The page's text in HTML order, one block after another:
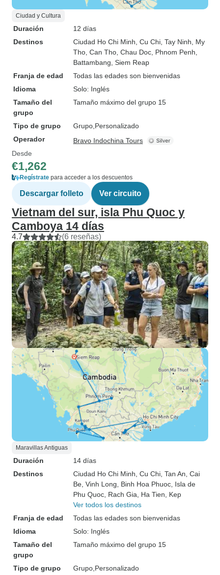
Ciudad y Cultura
Duración
12 días
Destinos
Ciudad Ho Chi Minh , Cu Chi , Tay Ninh , My
Tho , Can Tho , Chau Doc , Phnom Penh
Battambang , Siem Reap
Franja de edad
Todas las edades son bienvenidas
Idioma
Solo: Inglés
Tamaño del
grupo
Tamaño máximo del grupo 15
Tipo de grupo Grupo Personalizado
Operador
Bravo Indochina Tours
Desde
€1,262
Regístrate para acceder a los descuentos
Descargar folleto Ver circuito
Vietnam del sur, isla Phu Quoc y
Camboya 14 días
4.7 (6 reseñas)
Maravillas Antiguas
Duración
14 días
Destinos
Ciudad Ho Chi Minh , Cu Chi , Tan An , Cai
Be , Vinh Long , Binh Hoa Phuoc , Isla de
Phu Quoc , Rach Gia , Ha Tien , Kep
Ver todos los destinos
Franja de edad
Todas las edades son bienvenidas
Idioma
Solo: Inglés
Tamaño del
grupo
Tamaño máximo del grupo 15
Tipo de grupo Grupo Personalizado